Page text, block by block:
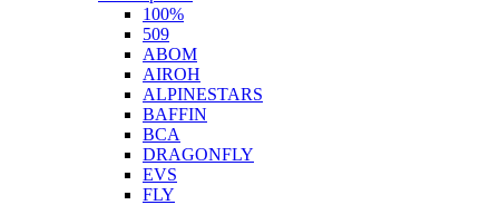
100%
509
ABOM
AIROH
ALPINESTARS
BAFFIN
BCA
DRAGONFLY
EVS
FLY